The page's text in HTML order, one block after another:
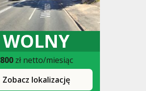
WOLNY
800zł netto/miesiąc
Zobacz lokalizację